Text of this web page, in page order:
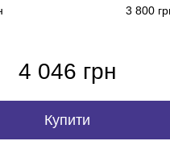
3 800
4 046 грн
Купити